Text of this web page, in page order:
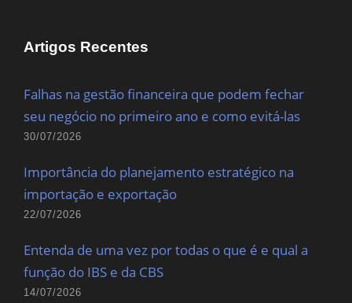
Artigos Recentes
Falhas na gestão financeira que podem fechar
seu negócio no primeiro ano e como evitá-las
30/07/2026
Importância do planejamento estratégico na
importação e exportação
22/07/2026
Entenda de uma vez por todas o que é e qual a
função do IBS e da CBS
14/07/2026